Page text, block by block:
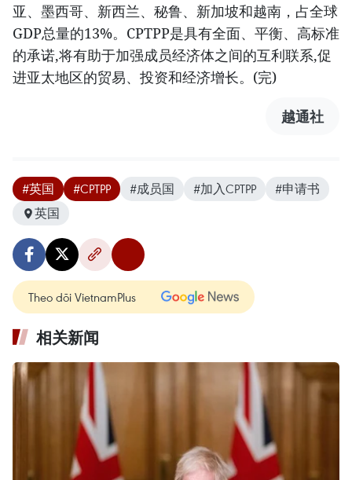
亚、墨西哥、新西兰、秘鲁、新加坡和越南，占全球
GDP总量的13%。CPTPP是具有全面、平衡、高标准
的承诺,将有助于加强成员经济体之间的互利联系,促
进亚太地区的贸易、投资和经济增长。(完)
越通社
#英国 #CPTPP #成员国 #加入CPTPP
#申请书
英国
Theo dõi VietnamPlus
相关新闻